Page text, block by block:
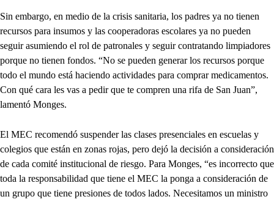
Sin embargo, en medio de la crisis sanitaria, los padres ya no tienen
recursos para insumos y las cooperadoras escolares ya no pueden
seguir asumiendo el rol de patronales y seguir contratando limpiadores
porque no tienen fondos. “No se pueden generar los recursos porque
todo el mundo está haciendo actividades para comprar medicamentos.
Con qué cara les vas a pedir que te compren una rifa de San Juan”,
lamentó Monges.
El MEC recomendó suspender las clases presenciales en escuelas y
colegios que están en zonas rojas, pero dejó la decisión a consideración
de cada comité institucional de riesgo. Para Monges, “es incorrecto que
toda la responsabilidad que tiene el MEC la ponga a consideración de
un grupo que tiene presiones de todos lados. Necesitamos un ministro